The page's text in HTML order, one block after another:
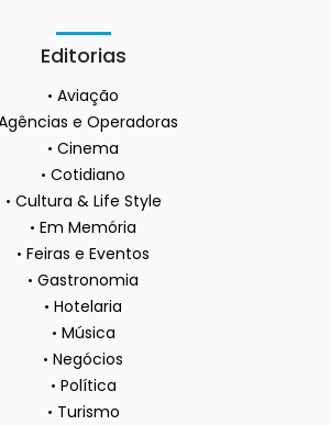
Editorias
Aviação
e Operadoras
Cinema
Cotidiano
Cultura & Life Style
Em Memória
Feiras e Eventos
Gastronomia
Hotelaria
Música
Negócios
Política
Turismo